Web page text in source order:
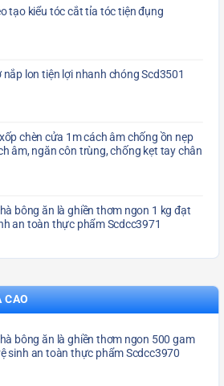
tạo kiểu tóc cắt tỉa tóc tiện đụng
nắp lon tiện lợi nhanh chóng Scd3501
chèn cửa 1m cách âm chống ồn nẹp
âm, ngăn côn trùng, chống kẹt tay chân
bông ăn là ghiền thơm ngon 1 kg đạt
an toàn thực phẩm Scdcc3971
CAO
bông ăn là ghiền thơm ngon 500 gam
sinh an toàn thực phẩm Scdcc3970